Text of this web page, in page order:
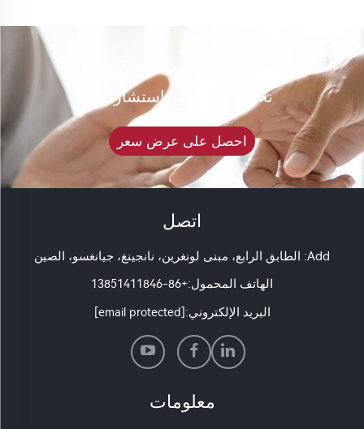
نحن دائمًا ننتظر استشارتك.
احصل على عرض سعر
اتصل
Add: الطابق الرابع، مبنى لونغرين، نانجينغ، جيانغسو، الصين
الهاتف المحمول:+86-13851411846
البريد الإلكتروني:
معلومات